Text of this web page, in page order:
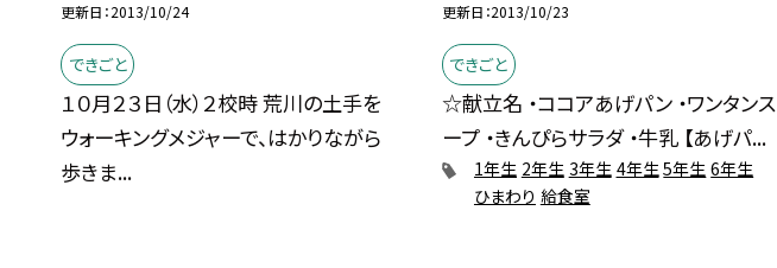
更新日 2013/10/24
できごと
１０月２３日（水）２校時 荒川の土手を
ウォーキングメジャーで、はかりながら
歩きま...
更新日 2013/10/23
できごと
☆献立名 ・ココアあげパン ・ワンタンス
ープ ・きんぴらサラダ ・牛乳 【あげパ...
1年生 2年生 3年生 4年生5年生 6年生
ひまわり 給食室